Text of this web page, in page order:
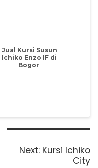
Jual Kursi Susun
Ichiko Enzo IF di
Bogor
Next: Next
Kursi Ichiko
City